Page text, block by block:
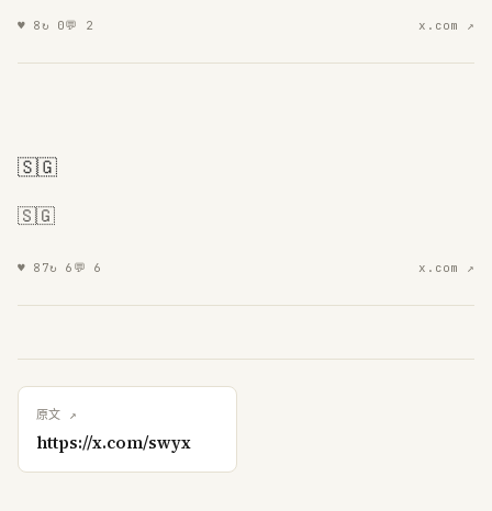
♥ 8↻ 0💬 2 x.com ↗
🇸🇬
🇸🇬
♥ 87↻ 6 💬 6 x.com ↗
原文 ↗
https://x.com/swyx